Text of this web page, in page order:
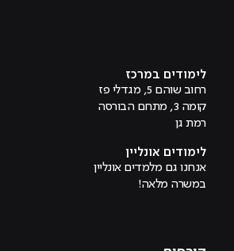
לימודים במרכז
רחוב שוהם 5, מגדלי פז
קומה 3, מתחם הבורסה
רמת גן
לימודים אונליין
אנחנו גם מלמדים אונליין
במשרה מלאה!